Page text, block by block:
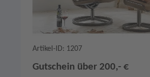
Artikel-ID: 1207
Gutschein über 200,- €